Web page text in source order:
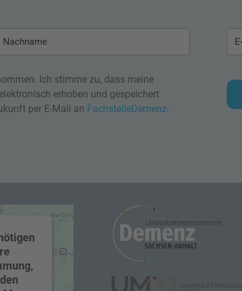
Ich stimme zu, dass meine
erhoben und gespeichert
per E-Mail an FachstelleDemenz-